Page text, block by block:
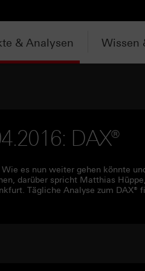
& Analysen Wissen
DAX®
es nun weiter gehen könnte
darüber spricht Matthias
Tägliche Analyse zum DAX®